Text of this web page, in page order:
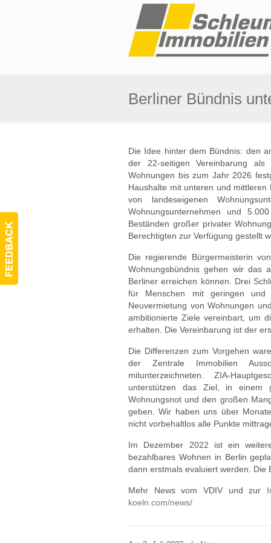
Berliner Bündnis
Die Idee hinter dem Bündnis: den
der 22-seitigen Vereinbarung
Wohnungen bis zum Jahr 2026
Haushalte mit unteren und
von landeseigenen
Wohnungsunternehmen und
Beständen großer privater
Berechtigten zur Verfügung gestellt
Die regierende Bürgermeisterin
Wohnungsbündnis gehen wir das
Berliner erreichen können. Drei
für Menschen mit geringen und
Neuvermietung von Wohnungen
ambitionierte Ziele vereinbart, um
erhalten. Die Vereinbarung ist der
Die Differenzen zum Vorgehen
der Zentrale Immobilien
mitunterzeichneten. ZIA-
unterstützen das Ziel, in einem
Wohnungsnot und den großen
geben. Wir haben uns über
nicht vorbehaltlos alle Punkte
Im Dezember 2022 ist ein
bezahlbares Wohnen in Berlin
dann erstmals evaluiert werden. Die
Mehr News vom VDIV und zur
koeln.com/news/